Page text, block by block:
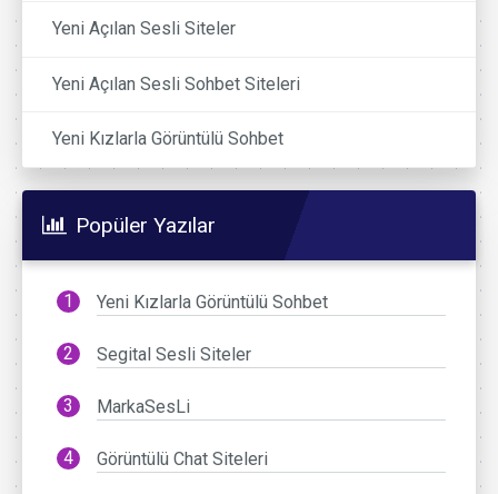
Yeni Açılan Sesli Siteler
Yeni Açılan Sesli Sohbet Siteleri
Yeni Kızlarla Görüntülü Sohbet
Popüler Yazılar
Yeni Kızlarla Görüntülü Sohbet
Segital Sesli Siteler
MarkaSesLi
Görüntülü Chat Siteleri